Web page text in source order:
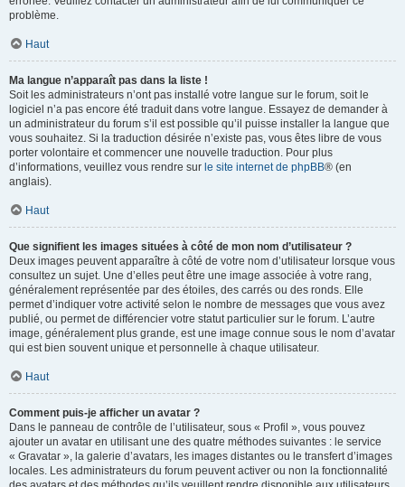
problème.
Haut
Ma langue n’apparaît pas dans la liste !
Soit les administrateurs n’ont pas installé votre langue sur le forum, soit le
logiciel n’a pas encore été traduit dans votre langue. Essayez de demander à
un administrateur du forum s’il est possible qu’il puisse installer la langue que
vous souhaitez. Si la traduction désirée n’existe pas, vous êtes libre de vous
porter volontaire et commencer une nouvelle traduction. Pour plus
d’informations, veuillez vous rendre sur le site internet de phpBB® (en
anglais).
Haut
Que signifient les images situées à côté de mon nom d’utilisateur ?
Deux images peuvent apparaître à côté de votre nom d’utilisateur lorsque vous
consultez un sujet. Une d’elles peut être une image associée à votre rang,
généralement représentée par des étoiles, des carrés ou des ronds. Elle
permet d’indiquer votre activité selon le nombre de messages que vous avez
publié, ou permet de différencier votre statut particulier sur le forum. L’autre
image, généralement plus grande, est une image connue sous le nom d’avatar
qui est bien souvent unique et personnelle à chaque utilisateur.
Haut
Comment puis-je afficher un avatar ?
Dans le panneau de contrôle de l’utilisateur, sous « Profil », vous pouvez
ajouter un avatar en utilisant une des quatre méthodes suivantes : le service
« Gravatar », la galerie d’avatars, les images distantes ou le transfert d’images
locales. Les administrateurs du forum peuvent activer ou non la fonctionnalité